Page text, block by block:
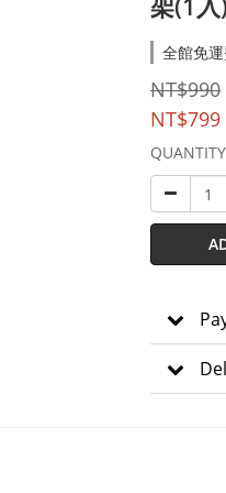
全館免
NT$990
NT$799
QUANTITY